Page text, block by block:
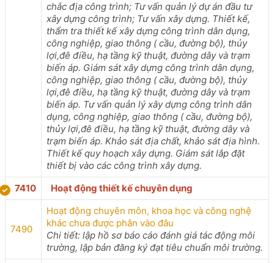
chắc địa công trình; Tư vấn quản lý dự án đầu tư
xây dựng công trình; Tư vấn xây dựng. Thiết kế,
thẩm tra thiết kế xây dựng công trình dân dụng,
công nghiệp, giao thông ( cầu, đường bộ), thủy
lợi,đê điều, hạ tầng kỹ thuật, đường dây và trạm
biến áp. Giám sát xây dựng công trình dân dụng,
công nghiệp, giao thông ( cầu, đường bộ), thủy
lợi,đê điều, hạ tầng kỹ thuật, đường dây và trạm
biến áp. Tư vấn quản lý xây dựng công trình dân
dụng, công nghiệp, giao thông ( cầu, đường bộ),
thủy lợi,đê điều, hạ tầng kỹ thuật, đường dây và
trạm biến áp. Khảo sát địa chất, khảo sát địa hình.
Thiết kế quy hoạch xây dựng. Giám sát lắp đặt
thiết bị vào các công trình xây dựng.
7410
Hoạt động thiết kế chuyên dụng
7490
Hoạt động chuyên môn, khoa học và công nghệ
khác chưa được phân vào đâu
Chi tiết: lập hồ sơ báo cáo đánh giá tác động môi
trường, lập bản đăng ký đạt tiêu chuẩn môi trường.